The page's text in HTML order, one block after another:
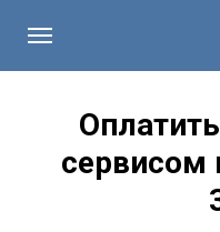
сервисом